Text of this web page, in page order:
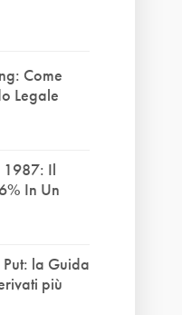
Come
Legale
1987: Il
In Un
la Guida
più